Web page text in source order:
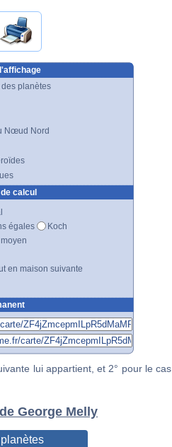
planètes
Nœud Nord
calcul
égales
Koch
en maison suivante
lui appartient, et 2° pour le cas
George Melly